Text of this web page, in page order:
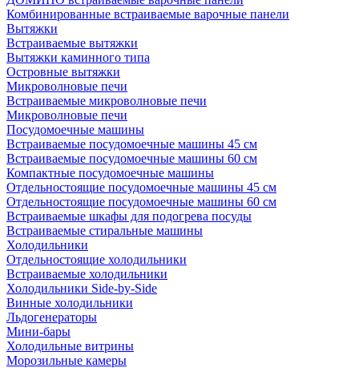
Комбинированные встраиваемые варочные панели
Вытяжки
Встраиваемые вытяжки
Вытяжки каминного типа
Островные вытяжки
Микроволновые печи
Встраиваемые микроволновые печи
Микроволновые печи
Посудомоечные машины
Встраиваемые посудомоечные машины 45 см
Встраиваемые посудомоечные машины 60 см
Компактные посудомоечные машины
Отдельностоящие посудомоечные машины 45 см
Отдельностоящие посудомоечные машины 60 см
Встраиваемые шкафы для подогрева посуды
Встраиваемые стиральные машины
Холодильники
Отдельностоящие холодильники
Встраиваемые холодильники
Холодильники Side-by-Side
Винные холодильники
Льдогенераторы
Мини-бары
Холодильные витрины
Морозильные камеры